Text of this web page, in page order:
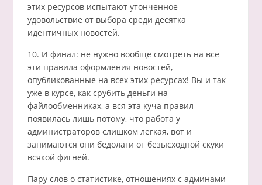
этих ресурсов испытают утонченное
удовольствие от выбора среди десятка
идентичных новостей.
10. И финал: не нужно вообще смотреть на все
эти правила оформления новостей,
опубликованные на всех этих ресурсах! Вы и так
уже в курсе, как срубить деньги на
файлообменниках, а вся эта куча правил
появилась лишь потому, что работа у
администраторов слишком легкая, вот и
занимаются они бедолаги от безысходной скуки
всякой фигней.
Пару слов о статистике, отношениях с админами